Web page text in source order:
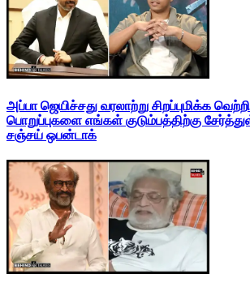
அப்பா ஜெயிச்சது வரலாற்று சிறப்புமிக்க
பொறுப்புகளை எங்கள் குடும்பத்திற்கு
சஞ்சய் ஒபன்டாக்